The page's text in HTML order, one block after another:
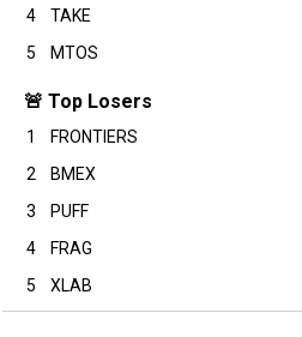
4
TAKE
5
MTOS
🚨 Top Losers
1 FRONTIERS
2
BMEX
3
PUFF
4
FRAG
5
XLAB